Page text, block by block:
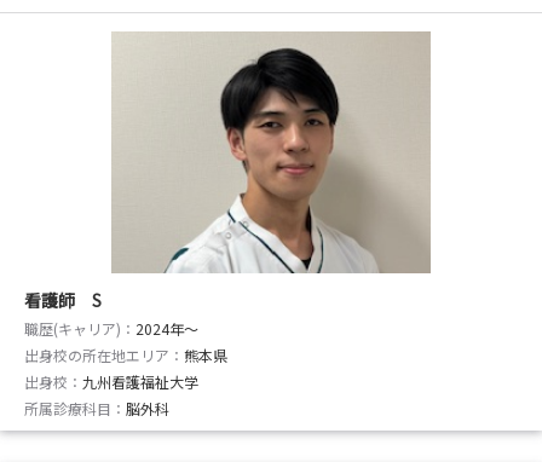
看護師 S
職歴(キャリア)： 2024年〜
出身校の所在地エリア： 熊本県
出身校： 九州看護福祉大学
所属診療科目： 脳外科